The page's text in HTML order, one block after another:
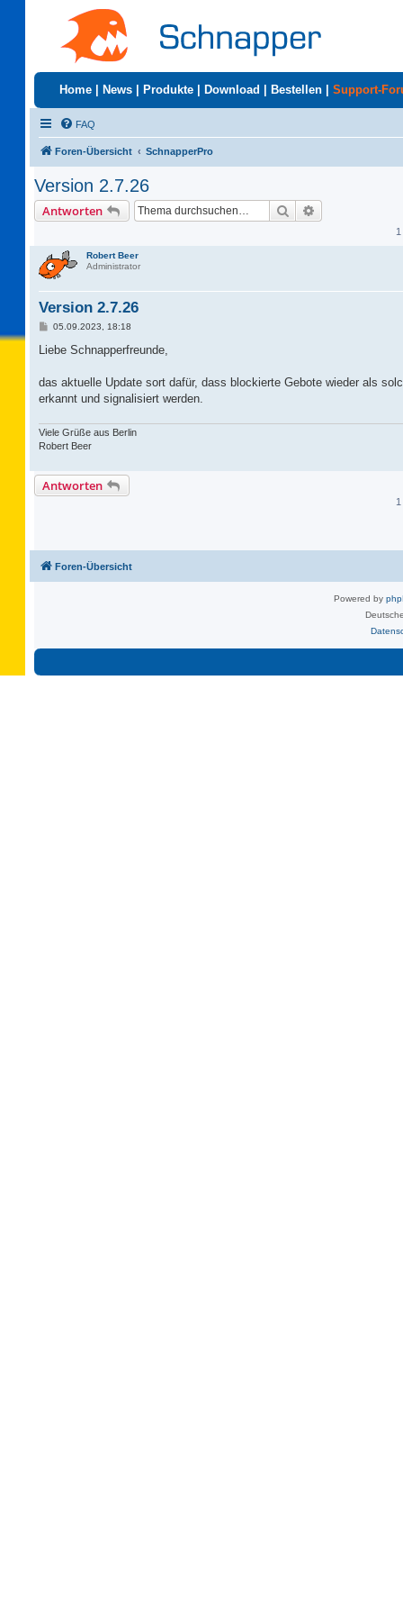
Home News Produkte Download Bestellen Support-
FAQ
Foren-Übersicht SchnapperPro
Version 2.7.26
Antworten Suche
Robert Beer
Administrator
Version 2.7.26
B
i
a
05.09.2023, 18:18
Liebe Schnapperfreunde,
das aktuelle Update sort dafür, dass blockierte Gebote wieder als
erkannt und signalisiert werden.
Viele Grüße aus Berlin
Robert Beer
Antworten
Foren-Übersicht
Powered by